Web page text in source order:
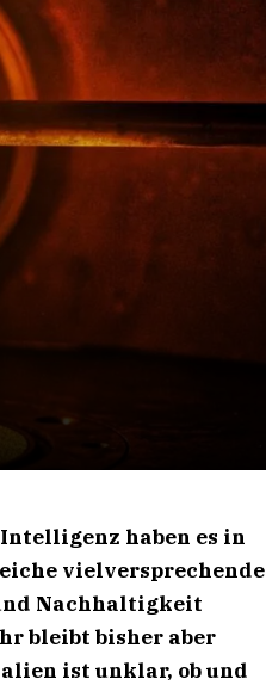
haben es in
vielversprechende
Nachhaltigkeit
bleibt bisher aber
ist unklar, ob und